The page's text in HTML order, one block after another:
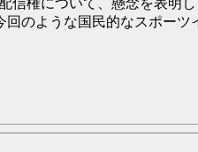
信権について、懸念を表明
のような国民的なスポー